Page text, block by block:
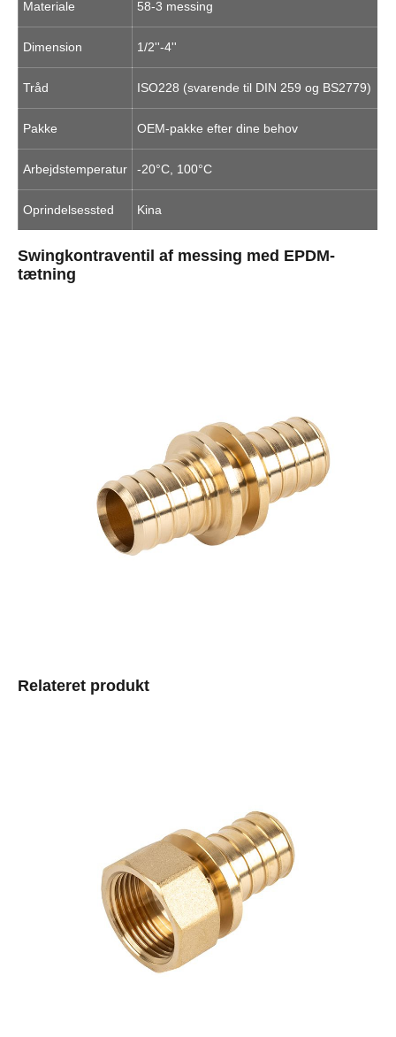
Materiale 58-3 messing
Dimension 1/2''-4''
Tråd ISO228 (svarende til DIN 259 og BS2779)
Pakke OEM-pakke efter dine behov
Arbejdstemperatur -20°C, 100°C
Oprindelsessted Kina
Swingkontraventil af messing med EPDM-
tætning
Relateret produkt